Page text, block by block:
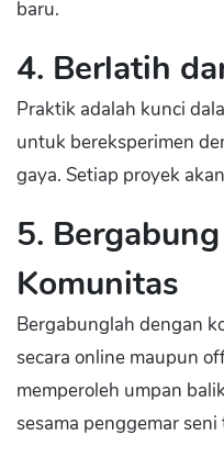
baru.
4. Berlatih
Praktik adalah kunci
untuk bereksperimen
gaya. Setiap proyek
5.
Komunitas
Bergabunglah dengan
secara online maupun
memperoleh umpan
sesama penggemar seni